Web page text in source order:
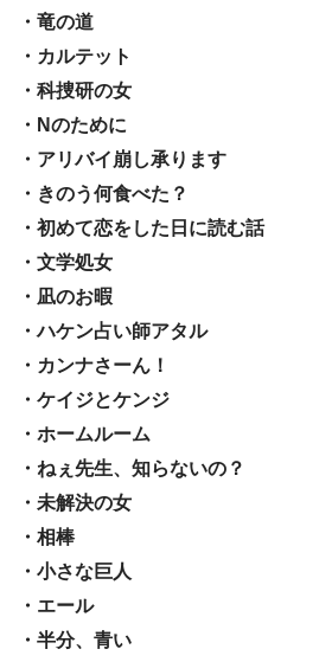
・竜の道
・カルテット
・科捜研の女
・Nのために
・アリバイ崩し承ります
・きのう何食べた？
・初めて恋をした日に読む話
・文学処女
・凪のお暇
・ハケン占い師アタル
・カンナさーん！
・ケイジとケンジ
・ホームルーム
・ねぇ先生、知らないの？
・未解決の女
・相棒
・小さな巨人
・エール
・半分、青い